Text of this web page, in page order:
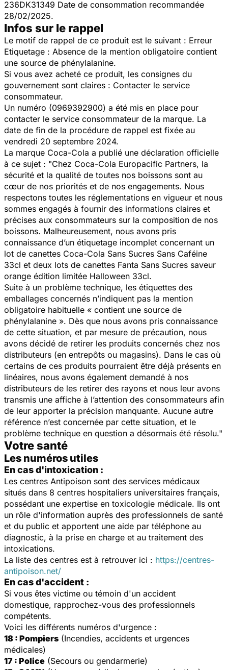
236DK31349 Date de consommation recommandée
28/02/2025.
Infos sur le rappel
Le motif de rappel de ce produit est le suivant : Erreur
Etiquetage : Absence de la mention obligatoire contient
une source de phénylalanine.
Si vous avez acheté ce produit, les consignes du
gouvernement sont claires : Contacter le service
consommateur.
Un numéro (0969392900) a été mis en place pour
contacter le service consommateur de la marque. La
date de fin de la procédure de rappel est fixée au
vendredi 20 septembre 2024.
La marque Coca-Cola a publié une déclaration officielle
à ce sujet : "Chez Coca-Cola Europacific Partners, la
sécurité et la qualité de toutes nos boissons sont au
cœur de nos priorités et de nos engagements. Nous
respectons toutes les réglementations en vigueur et nous
sommes engagés à fournir des informations claires et
précises aux consommateurs sur la composition de nos
boissons. Malheureusement, nous avons pris
connaissance d’un étiquetage incomplet concernant un
lot de canettes Coca-Cola Sans Sucres Sans Caféine
33cl et deux lots de canettes Fanta Sans Sucres saveur
orange édition limitée Halloween 33cl.
Suite à un problème technique, les étiquettes des
emballages concernés n’indiquent pas la mention
obligatoire habituelle « contient une source de
phénylalanine ». Dès que nous avons pris connaissance
de cette situation, et par mesure de précaution, nous
avons décidé de retirer les produits concernés chez nos
distributeurs (en entrepôts ou magasins). Dans le cas où
certains de ces produits pourraient être déjà présents en
linéaires, nous avons également demandé à nos
distributeurs de les retirer des rayons et nous leur avons
transmis une affiche à l’attention des consommateurs afin
de leur apporter la précision manquante. Aucune autre
référence n’est concernée par cette situation, et le
problème technique en question a désormais été résolu."
Votre santé
Les numéros utiles
En cas d'intoxication :
Les centres Antipoison sont des services médicaux
situés dans 8 centres hospitaliers universitaires français,
possédant une expertise en toxicologie médicale. Ils ont
un rôle d'information auprès des professionnels de santé
et du public et apportent une aide par téléphone au
diagnostic, à la prise en charge et au traitement des
intoxications.
La liste des centres est à retrouver ici : https://centres-
antipoison.net/
En cas d'accident :
Si vous êtes victime ou témoin d'un accident
domestique, rapprochez-vous des professionnels
compétents.
Voici les différents numéros d'urgence :
18 : Pompiers (Incendies, accidents et urgences
médicales)
17 : Police (Secours ou gendarmerie)